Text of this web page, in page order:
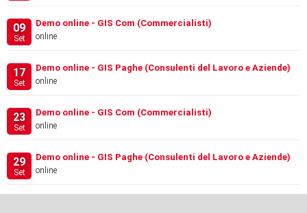
09
Set
Demo online - GIS Com (Commercialisti)
online
17
Set
Demo online - GIS Paghe (Consulenti del Lavoro e Aziende)
online
23
Set
Demo online - GIS Com (Commercialisti)
online
29
Set
Demo online - GIS Paghe (Consulenti del Lavoro e Aziende)
online